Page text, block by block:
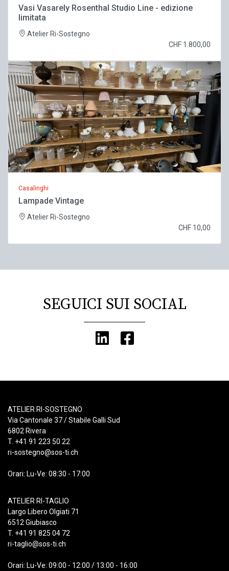
Vasi Vasarely Rosenthal Studio Line - edizione
limitata
Atelier Ri-Sostegno
CHF 1.800,00
Casalinghi
Lampade Vintage
Atelier Ri-Sostegno
CHF 10,00
SEGUICI SUI SOCIAL
ATELIER RI-SOSTEGNO
Via Cantonale 37 / Stabile Galli Sud
6802 Rivera
T. +41 91 223 50 22
ri-sostegno@sos-ti.ch
Orari: Lu-Ve: 08:30 - 17:00
ATELIER RI-TAGLIO
Largo Libero Olgiati 71
6512 Giubiasco
T. +41 91 825 04 72
ri-taglio@sos-ti.ch
Orari: Lu-Ve: 09:00 - 12:00 / 13:00 - 16:00